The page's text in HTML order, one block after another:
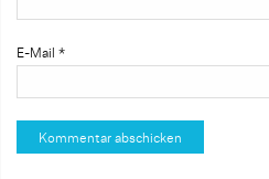
E-Mail *